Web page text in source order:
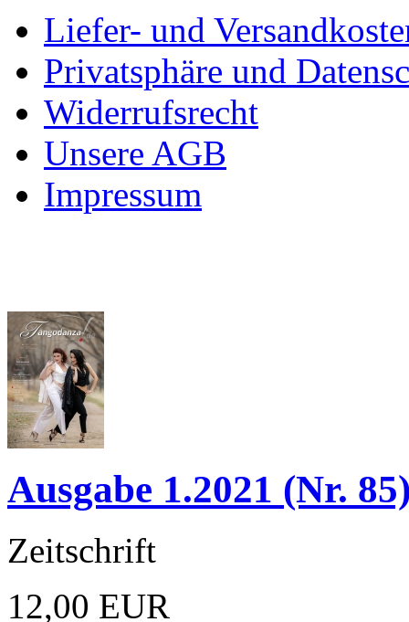
Liefer- und
Privatsphäre und
Widerrufsrecht
Unsere AGB
Impressum
Ausgabe 1.2021 (Nr.
Zeitschrift
12,00 EUR